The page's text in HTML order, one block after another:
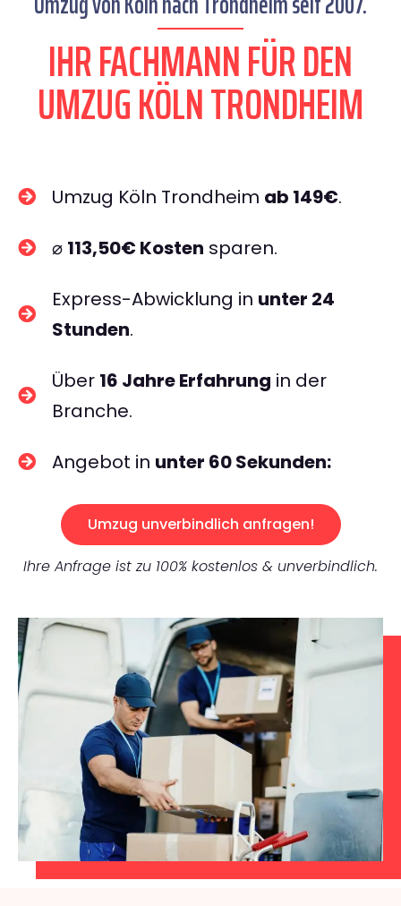
IHR FACHMANN FÜR DEN
UMZUG KÖLN TRONDHEIM
Umzug Köln Trondheim ab 149€.
⌀ 113,50€ Kosten sparen.
Express-Abwicklung in unter 24
Stunden.
Über 16 Jahre Erfahrung in der
Branche.
Angebot in unter 60 Sekunden:
Umzug unverbindlich anfragen!
Ihre Anfrage ist zu 100% kostenlos & unverbindlich.